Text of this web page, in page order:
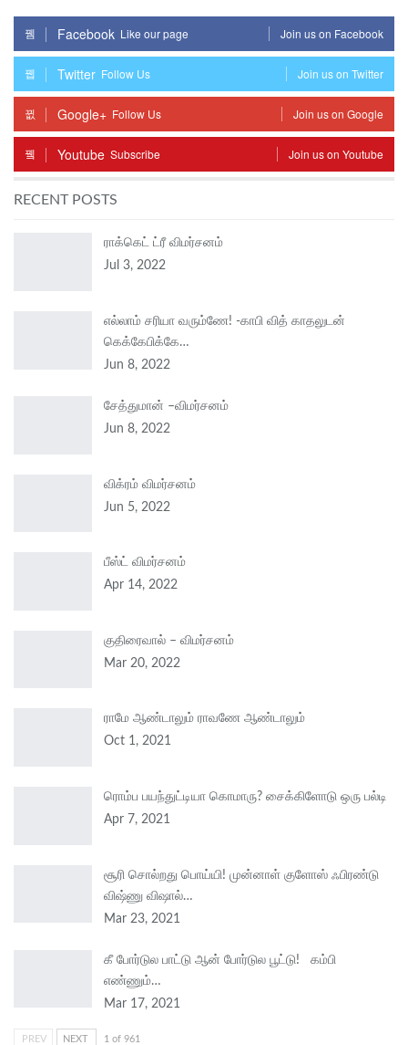
Facebook Like our page Join us on Facebook
Twitter Follow Us Join us on Twitter
Google+ Follow Us Join us on Google
Youtube Subscribe Join us on Youtube
RECENT POSTS
ராக்கெட் ட்ரீ விமர்சனம்
Jul 3, 2022
எல்லாம் சரியா வரும்ணே! -காபி வித் காதலுடன்
கெக்கேபிக்கே…
Jun 8, 2022
சேத்துமான் –விமர்சனம்
Jun 8, 2022
விக்ரம் விமர்சனம்
Jun 5, 2022
பீஸ்ட் விமர்சனம்
Apr 14, 2022
குதிரைவால் – விமர்சனம்
Mar 20, 2022
ராமே ஆண்டாலும் ராவணே ஆண்டாலும்
Oct 1, 2021
ரொம்ப பயந்துட்டியா கொமாரு? சைக்கிளோடு ஒரு பல்டி
Apr 7, 2021
சூரி சொல்றது பொய்யி! முன்னாள் குளோஸ் ஃபிரண்டு
விஷ்ணு விஷால்…
Mar 23, 2021
கீ போர்டுல பாட்டு ஆன் போர்டுல பூட்டு! கம்பி
எண்ணும்…
Mar 17, 2021
PREV NEXT 1 of 961